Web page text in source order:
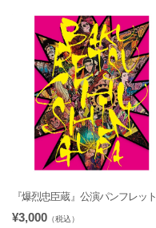
『爆烈忠臣蔵』公演パンフレット
¥3,000 （税込）